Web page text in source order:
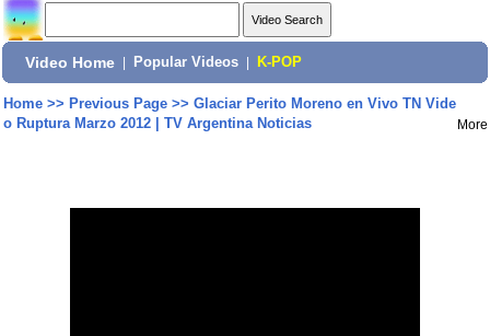
Video Home Popular Videos K-POP
Home>> Previous Page>> Glaciar Perito Moreno en Vivo TN Vide
o Ruptura Marzo 2012 | TV Argentina Noticias
More